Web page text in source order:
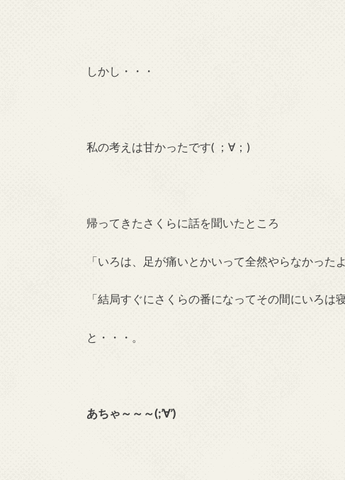
しかし・・・
私の考えは甘かったです( ；∀；)
帰ってきたさくらに話を聞いたところ
「いろは、足が痛いとかいって全然やらなかったよ
「結局すぐにさくらの番になってその間にいろは
と・・・。
あちゃ～～～(;’∀’)